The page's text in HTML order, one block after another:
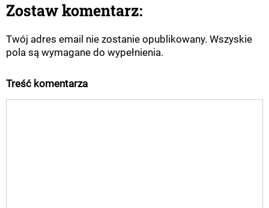
Zostaw komentarz:
Twój adres email nie zostanie opublikowany. Wszyskie
pola są wymagane do wypełnienia.
Treść komentarza